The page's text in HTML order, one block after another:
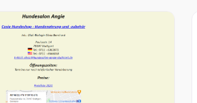
unten mit anderen
innen!